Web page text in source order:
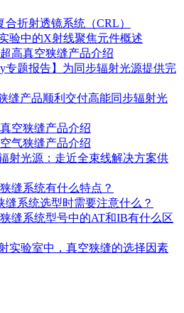
合折射透镜系统（CRL）
验中的X射线聚焦元件概述
高真空狭缝产品介绍
专题报告】为同步辐射光源提供完
缝产品顺利交付高能同步辐射光
空狭缝产品介绍
气狭缝产品介绍
射光源：走近全束线解决方案供
缝系统有什么特点？
缝系统选型时需要注意什么？
缝系统型号中的AT和IB有什么区
实验室中，真空狭缝的选择因素